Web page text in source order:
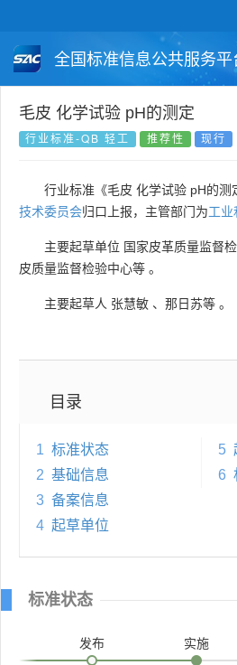
全国标准信息公共服务平
国家标准 行业标准
国外标准 技术委员会
毛皮 化学试验 pH的测定
行业标准-QB 轻工 推荐性 现行
行业标准《毛皮 化学试验 pH的测
技术委员会归口上报，主管部门为工业
主要起草单位 国家皮革质量监督
皮质量监督检验中心等 。
主要起草人 张慧敏 、 那日苏等 。
目录
1 标准状态
2 基础信息
3 备案信息
4 起草单位
5
6
标准状态
发布 实施